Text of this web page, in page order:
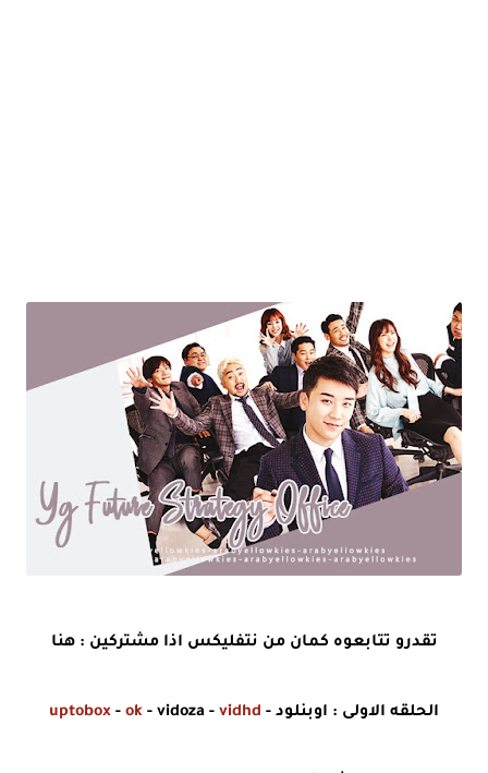
تقدرو تتابعوه كمان من نتفليكس اذا مشتركين : هنا
الحلقه الاولى : اوبنلود - uptobox - ok - vidoza - vidhd